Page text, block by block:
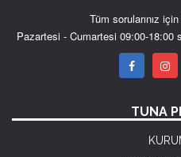
Tüm sorularınız
Pazartesi - Cumartesi 09:00-18:00
TUNA